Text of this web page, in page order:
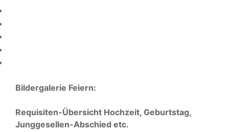
Bildergalerie Feiern:
Requisiten-Übersicht Hochzeit, Geburtstag,
Junggesellen-Abschied etc.